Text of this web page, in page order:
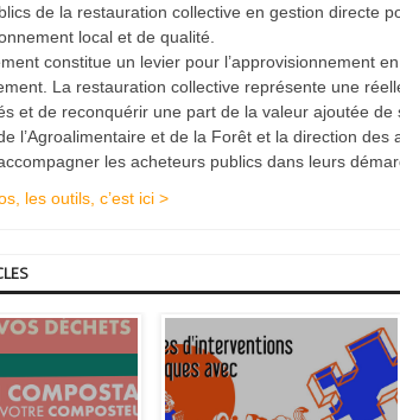
de la restauration collective en gestion directe
local et de qualité.
constitue un levier pour l’approvisionnement
La restauration collective représente une
et de reconquérir une part de la valeur ajoutée de
l’Agroalimentaire et de la Forêt et la direction des
les acheteurs publics dans leurs
les outils, c’est ici >